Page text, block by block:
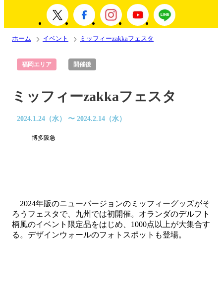
ホーム イベント ミッフィーzakkaフェスタ
福岡エリア 開催後
ミッフィーzakkaフェスタ
2024.1.24（水） 〜 2024.2.14（水）
博多阪急
2024年版のニューバージョンのミッフィーグッズがそ
ろうフェスタで、九州では初開催。オランダのデルフト
柄風のイベント限定品をはじめ、1000点以上が大集合す
る。デザインウォールのフォトスポットも登場。